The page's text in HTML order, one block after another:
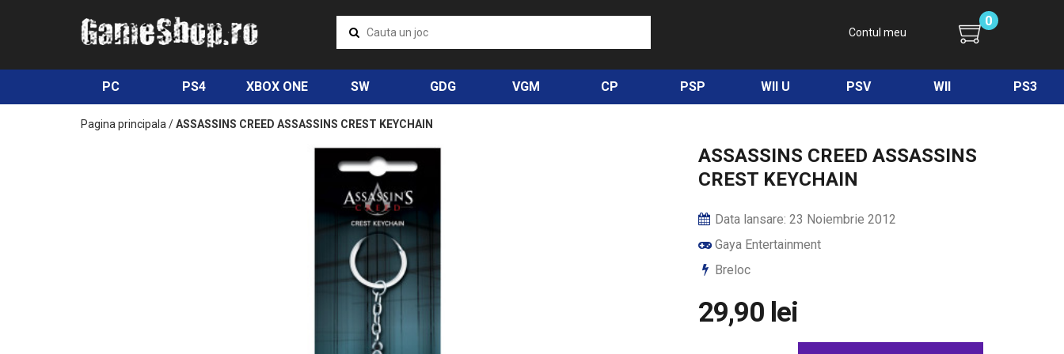
Contul meu
0
PC PS4 XBOX ONE SW GDG VGM CP PSP WII U PSV WII PS3
Pagina principala /ASSASSINS CREED ASSASSINS CREST KEYCHAIN
ASSASSINS CREED ASSASSINS
CREST KEYCHAIN
Data lansare: 23 Noiembrie 2012
Gaya Entertainment
Breloc
29,90 lei